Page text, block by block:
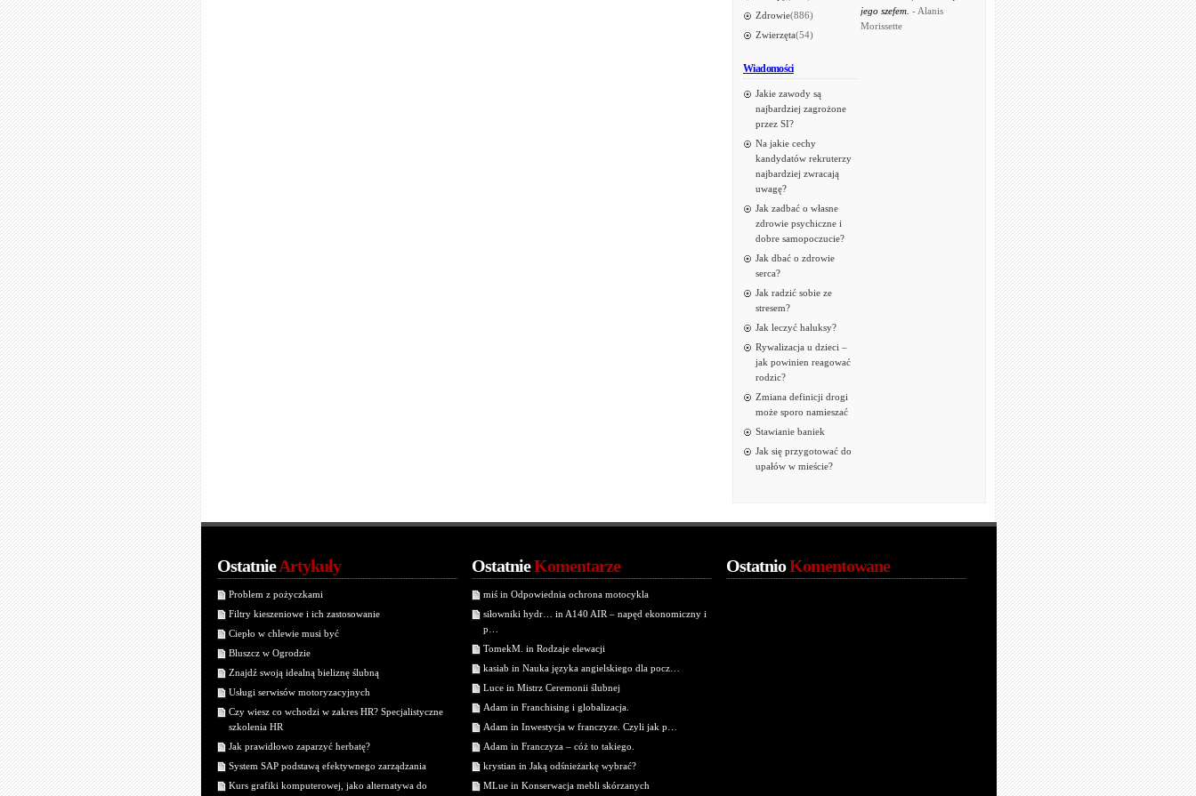
Zdrowie(886)
Zwierzęta(54)
Wiadomości
Jakie zawody są
najbardziej zagrożone
przez SI?
Na jakie cechy
kandydatów rekruterzy
najbardziej zwracają
uwagę?
Jak zadbać o własne
zdrowie psychiczne i
dobre samopoczucie?
Jak dbać o zdrowie
serca?
Jak radzić sobie ze
stresem?
Jak leczyć haluksy?
Rywalizacja u dzieci –
jak powinien reagować
rodzic?
Zmiana definicji drogi
może sporo namieszać
Stawianie baniek
Jak się przygotować do
upałów w mieście?
jego szefem. - Alanis
Morissette
OstatnieArtykuły
Problem z pożyczkami
Filtry kieszeniowe i ich zastosowanie
Ciepło w chlewie musi być
Bluszcz w Ogrodzie
Znajdź swoją idealną bieliznę ślubną
Usługi serwisów motoryzacyjnych
Czy wiesz co wchodzi w zakres HR? Specjalistyczne
szkolenia HR
Jak prawidłowo zaparzyć herbatę?
System SAP podstawą efektywnego zarządzania
Kurs grafiki komputerowej, jako alternatywa do
OstatnieKomentarze
miś in Odpowiednia ochrona motocykla
siłowniki hydr… in A140 AIR – napęd ekonomiczny i
p…
TomekM. in Rodzaje elewacji
kasiab in Nauka języka angielskiego dla pocz…
Luce in Mistrz Ceremonii ślubnej
Adam in Franchising i globalizacja.
Adam in Inwestycja w franczyze. Czyli jak p…
Adam in Franczyza – cóż to takiego.
krystian in Jaką odśnieżarkę wybrać?
MLue in Konserwacja mebli skórzanych
OstatnioKomentowane